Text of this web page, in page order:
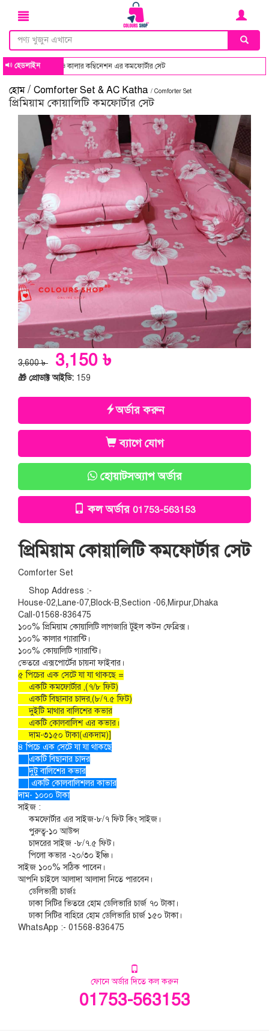
হেডলাইন
কম্বিনেশন এর কমফোর্টার সেট
হোম / Comforter Set & AC Katha / Comforter Set
প্রিমিয়াম কোয়ালিটি কমফোর্টার সেট
3,600 ৳ 3,150 ৳
🎁 প্রোডাক্ট আইডি: 159
অর্ডার করুন
ব্যাগে যোগ
হোয়াটসঅ্যাপ অর্ডার
কল অর্ডার 01753-563153
প্রিমিয়াম কোয়ালিটি কমফোর্টার সেট
Comforter Set
Shop Address :-
House-02,Lane-07,Block-B,Section -06,Mirpur,Dhaka
Call-01568-836475
১০০% প্রিমিয়াম কোয়ালিটি লাগজারি টুইল কটন ফেব্রিক্স।
১০০% কালার গ্যারান্টি।
১০০% কোয়ালিটি গ্যারান্টি।
ভেতরে এক্সপোর্টের চায়না ফাইবার।
৫ পিচের এক সেটে যা যা থাকছে =
একটি কমফোর্টার ,(৭/৮ ফিট)
একটি বিছানার চাদর,(৮/৭.৫ ফিট)
দুইটি মাথার বালিশের কভার
একটি কোলবালিশ এর কভার।
দাম-৩১৫০ টাকা(একদাম)]
৪ পিচে এক সেটে যা যা থাকছে
একটি বিছানার চাদর
দুটু বালিশের কভার
একটি কোলবালিশলর কাভার
দাম- ১০০০ টাকা
সাইজ :
কমফোর্টার এর সাইজ-৮/৭ ফিট কিং সাইজ।
পুরুত্ব-১০ আউন্স
চাদরের সাইজ -৮/৭.৫ ফিট।
পিলো কভার -২০/৩০ ইঞ্চি।
সাইজ ১০০% সঠিক পাবেন।
আপনি চাইলে আলাদা আলাদা নিতে পারবেন।
ডেলিভারী চার্জঃ
ঢাকা সিটির ভিতরে হোম ডেলিভারি চার্জ ৭০ টাকা।
ঢাকা সিটির বাহিরে হোম ডেলিভারি চার্জ ১৫০ টাকা।
WhatsApp :- 01568-836475
ফোনে অর্ডার দিতে কল করুন
01753-563153